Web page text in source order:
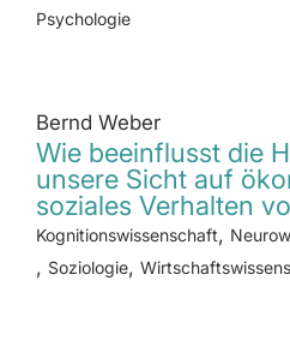
Psychologie
Bernd Weber
Wie beeinflusst die
unsere Sicht auf
soziales Verhalten
Kognitionswissenschaft,
, Soziologie,